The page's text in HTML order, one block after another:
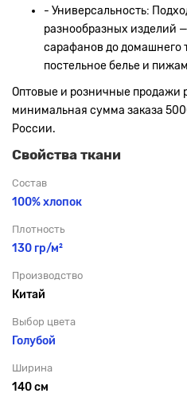
- Универсальность:
разнообразных изделий
сарафанов до домашнего
постельное белье и
Оптовые и розничные продажи
минимальная сумма заказа
России.
Свойства ткани
Состав
100% хлопок
Плотность
130 гр/м²
Производство
Китай
Выбор цвета
Голубой
Ширина
140 см